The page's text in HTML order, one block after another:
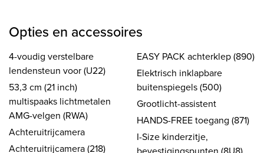
Opties en accessoires
4-voudig verstelbare
lendensteun voor (U22)
53,3 cm (21 inch)
multispaaks lichtmetalen
AMG-velgen (RWA)
Achteruitrijcamera
Achteruitrijcamera (218)
EASY PACK achterklep (890)
Elektrisch inklapbare
buitenspiegels (500)
Grootlicht-assistent
HANDS-FREE toegang (871)
I-Size kinderzitje,